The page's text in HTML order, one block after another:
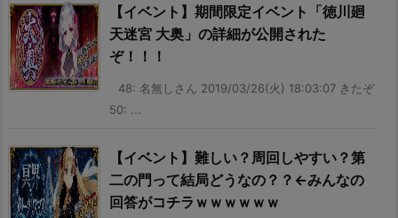
【イベント】期間限定イベント「徳川廻
天迷宮 大奥」の詳細が公開された
ぞ！！！
48: 名無しさん 2019/03/26(火) 18:03:07 きたぞ
50: ...
【イベント】難しい？周回しやすい？第
二の門って結局どうなの？？←みんなの
回答がコチラｗｗｗｗｗｗ